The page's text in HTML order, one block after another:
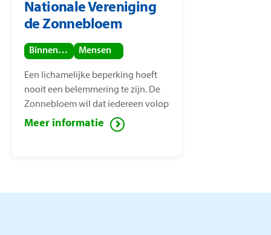
Nationale Vereniging
de Zonnebloem
Binnenland Mensen
Een lichamelijke beperking hoeft
nooit een belemmering te zijn. De
Zonnebloem wil dat iedereen volop
van het leven kan genieten, ook
mensen met een lichamelijke
Meer informatie